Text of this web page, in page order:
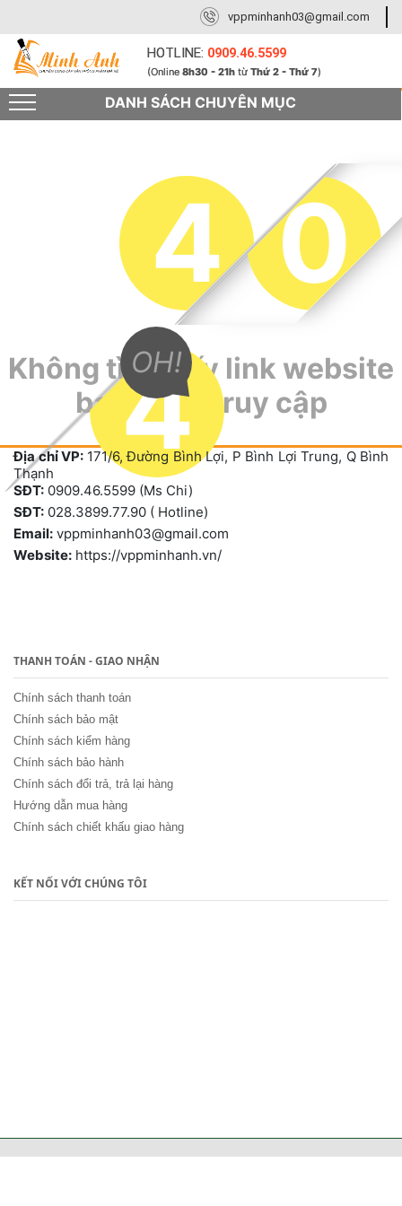
DANH SÁCH CHUYÊN MỤC
vppminhanh03@gmail.com
HOTLINE: 0909.46.5599
(Online8h30 - 21h từThứ 2 - Thứ 7)
4 0
4
OH!
Không tìm thấy link website
bạn đang truy cập
Địa chỉ VP: 171/6, Đường Bình Lợi, P Bình Lợi Trung, Q Bình
Thạnh
SĐT: 0909.46.5599 (Ms Chi)
SĐT: 028.3899.77.90 ( Hotline)
Email: vppminhanh03@gmail.com
Website: https://vppminhanh.vn/
THANH TOÁN - GIAO NHẬN
Chính sách thanh toán
Chính sách bảo mật
Chính sách kiểm hàng
Chính sách bảo hành
Chính sách đổi trả, trả lại hàng
Hướng dẫn mua hàng
Chính sách chiết khấu giao hàng
KẾT NỐI VỚI CHÚNG TÔI